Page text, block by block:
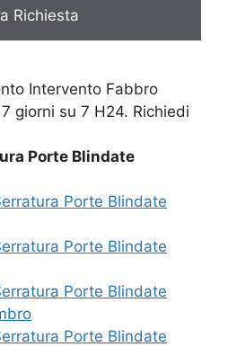
Intervento Fabbro
giorni su 7 H24. Richiedi
Porte Blindate
Porte Blindate
Porte Blindate
Porte Blindate
Porte Blindate